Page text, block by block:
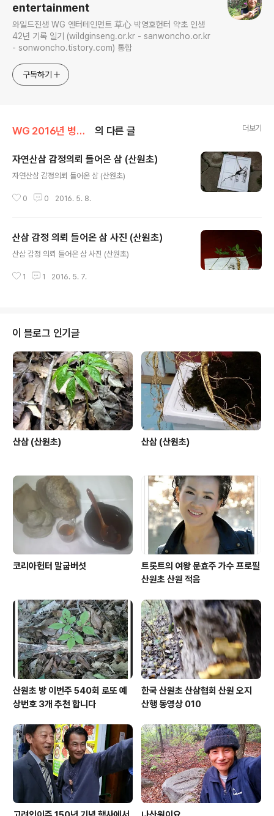
entertainment
와일드진생 WG 엔터테인먼트 草心 박영호헌터 약초 인생
42년 기록 일기 (wildginseng.or.kr - sanwoncho.or.kr
- sonwoncho.tistory.com) 통합
구독하기
WG 2016년 병신년 기록 의 다른 글 더보기
자연산삼 감정의뢰 들어온 삼 (산원초)
자연산삼 감정의뢰 들어온 삼 (산원초)
0 0 2016. 5. 8.
산삼 감정 의뢰 들어온 삼 사진 (산원초)
산삼 감정 의뢰 들어온 삼 사진 (산원초)
1 1 2016. 5. 7.
이 블로그 인기글
산삼 (산원초) 산삼 (산원초)
코리아헌터 말굽버섯
트롯트의 여왕 문효주 가수 프로필
산원초 산원 적음
산원초 방 이번주 540회 로또 예
상번호 3개 추천 합니다
한국 산원초 산삼협회 산원 오지
산행 동영상 010